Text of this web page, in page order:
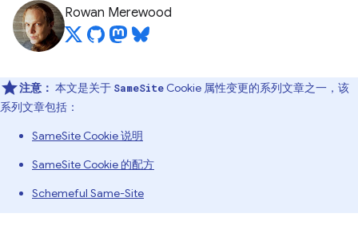
Rowan Merewood
注意： 本文是关于 SameSite Cookie 属性变更的系列文章之一，该
系列文章包括：
SameSite Cookie 说明
SameSite Cookie 的配方
Schemeful Same-Site